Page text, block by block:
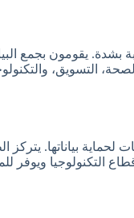
يقومون بجمع
التسويق،
لحماية بياناتها.
التكنولوجيا